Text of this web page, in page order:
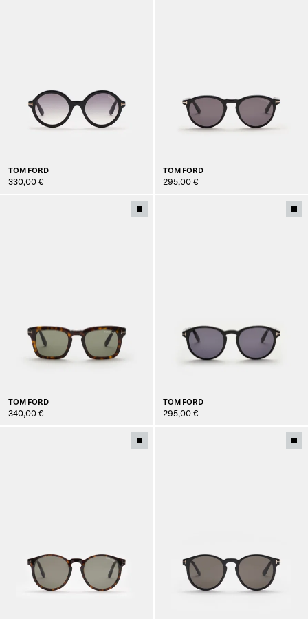
TOM FORD
330,00 €
TOM FORD
295,00 €
TOM FORD
340,00 €
TOM FORD
295,00 €